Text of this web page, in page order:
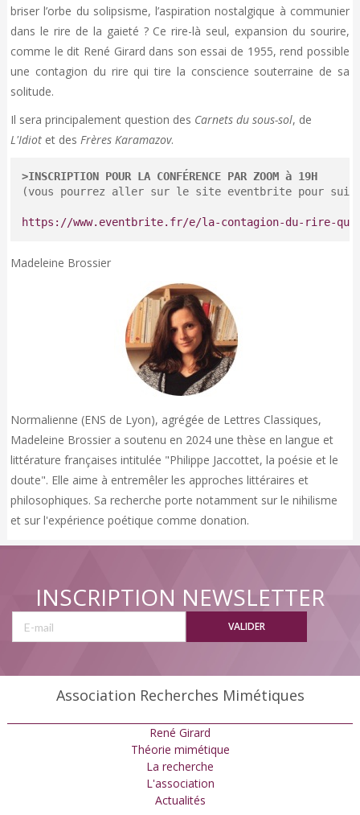
briser l’orbe du solipsisme, l’aspiration nostalgique à communier
dans le rire de la gaieté ? Ce rire-là seul, expansion du sourire,
comme le dit René Girard dans son essai de 1955, rend possible
une contagion du rire qui tire la conscience souterraine de sa
solitude.
Il sera principalement question des Carnets du sous-sol, de
L'Idiot et desFrères Karamazov.
>INSCRIPTION POUR LA CONFÉRENCE PAR ZOOM à 19H
(vous pourrez aller sur le site eventbrite pour
https://www.eventbrite.fr/e/la-contagion-du-rire-
Madeleine Brossier
Normalienne (ENS de Lyon), agrégée de Lettres Classiques,
Madeleine Brossier a soutenu en 2024 une thèse en langue et
littérature françaises intitulée "Philippe Jaccottet, la poésie et le
doute". Elle aime à entremêler les approches littéraires et
philosophiques. Sa recherche porte notamment sur le nihilisme
et sur l'expérience poétique comme donation.
INSCRIPTION NEWSLETTER
VALIDER
Association Recherches Mimétiques
René Girard
Théorie mimétique
La recherche
L'association
Actualités